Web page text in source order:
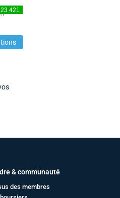
& communauté
des membres